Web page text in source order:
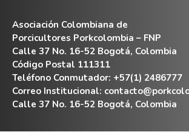
Asociación Colombiana de
Porcicultores Porkcolombia – FNP
Calle 37 No. 16-52 Bogotá, Colombia
Código Postal 111311
Teléfono Conmutador: +57(1) 2486777
Correo Institucional:
Calle 37 No. 16-52 Bogotá, Colombia